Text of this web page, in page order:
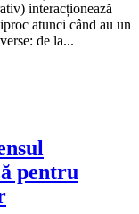
interacționează
atunci când au un
de la...
pentru